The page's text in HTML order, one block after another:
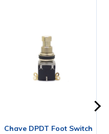
Chave DPDT Foot Switch